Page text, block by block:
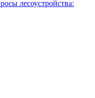
лесоустройства: